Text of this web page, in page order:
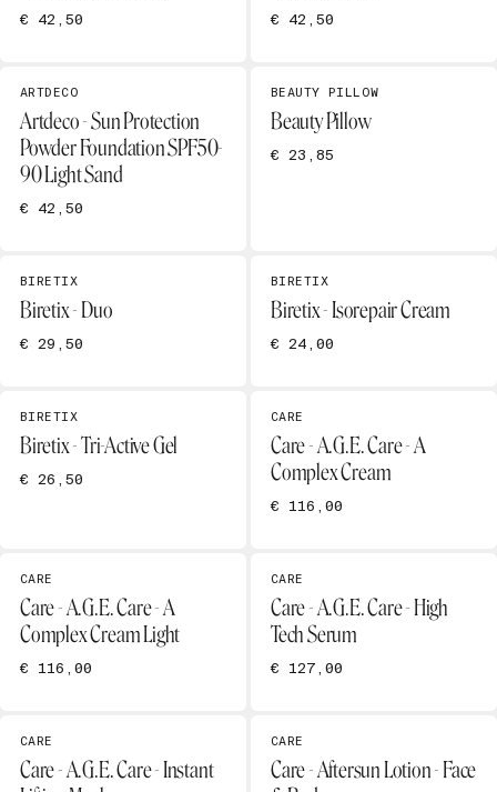
€ 42,50 € 42,50
ARTDECO
Artdeco - Sun Protection
Powder Foundation SPF50-
90 Light Sand
€ 42,50
BEAUTY PILLOW
Beauty Pillow
€ 23,85
BIRETIX
Biretix - Duo
€ 29,50
BIRETIX
Biretix - Isorepair Cream
€ 24,00
BIRETIX
Biretix - Tri-Active Gel
€ 26,50
CARE
Care - A.G.E. Care - A
Complex Cream
€ 116,00
CARE
Care - A.G.E. Care - A
Complex Cream Light
€ 116,00
CARE
Care - A.G.E. Care - High
Tech Serum
€ 127,00
CARE
Care - A.G.E. Care - Instant
CARE
Care - Aftersun Lotion - Face